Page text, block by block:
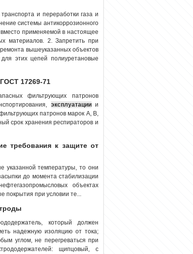
и переработки газа и
системы антикоррозионного
применяемой в настоящее
материалов. 2. Запретить при
ремонта вышеуказанных объектов
этих цепей полиуретановые
17269-71
фильтрующих патронов
эксплуатациии
патронов марок А, В,
срок хранения респираторов и
требования к защите от
указанной температуры, то они
до момента стабилизации
объектах
покрытия при условии те...
который должен
надежную изоляцию от тока;
углом, не перегреваться при
щипцовый, с